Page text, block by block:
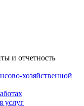
и отчетность
хозяйственной
услуг